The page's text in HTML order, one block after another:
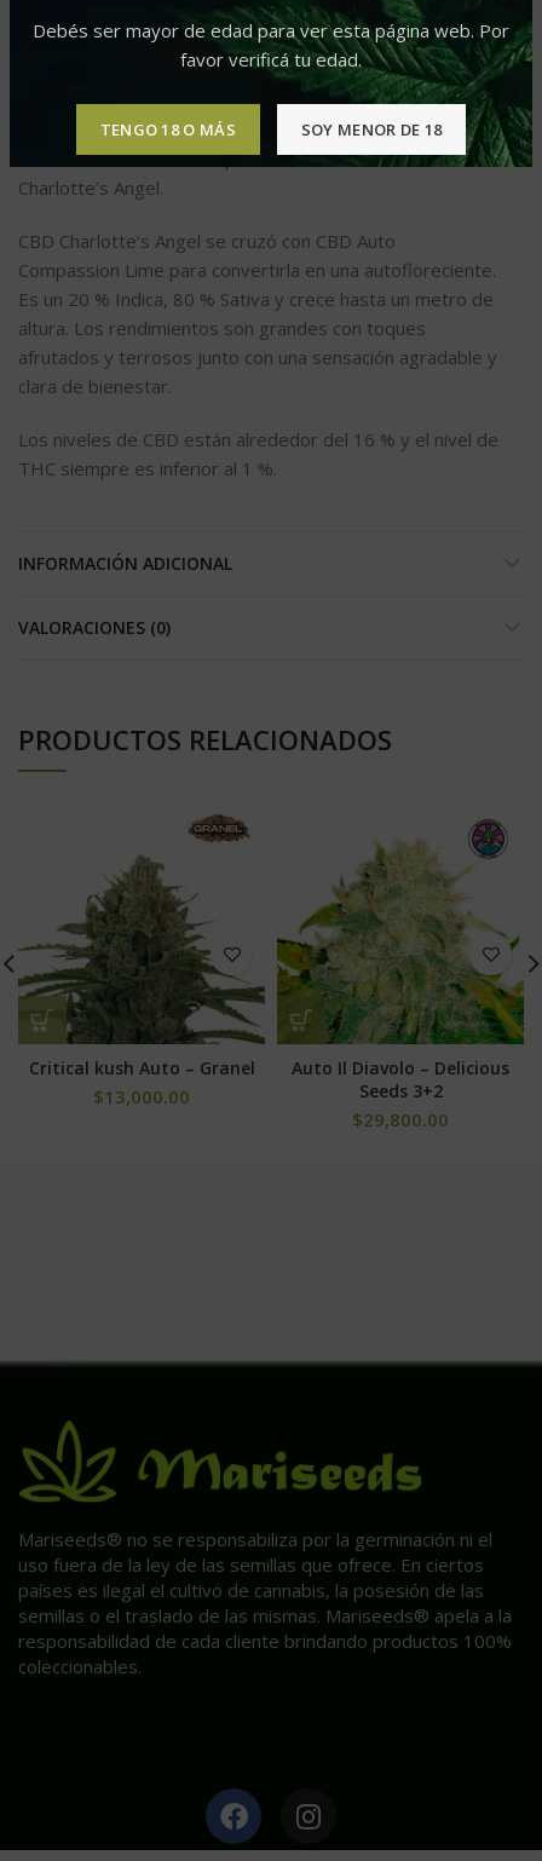
Debés ser mayor de edad para ver esta página web. Por
favor verificá tu edad.
TENGO 18 O MÁS SOY MENOR DE 18
todos los beneficios del cannabis medicinal, pero sin el
subidón habitual. Dado que esta cepa casi no tiene THC,
satisface las necesidades que la mayoría de las otras
cepas no satisfacen. Nuestros clientes nos pidieron una
variedad autofloreciente con el mismo perfil genético y
estamos encantados de presentar la CBD Auto
Charlotte’s Angel.
CBD Charlotte’s Angel se cruzó con CBD Auto
Compassion Lime para convertirla en una autofloreciente.
Es un 20 % Indica, 80 % Sativa y crece hasta un metro de
altura. Los rendimientos son grandes con toques
afrutados y terrosos junto con una sensación agradable y
clara de bienestar.
Los niveles de CBD están alrededor del 16 % y el nivel de
THC siempre es inferior al 1 %.
INFORMACIÓN ADICIONAL
VALORACIONES (0)
PRODUCTOS RELACIONADOS
Critical kush Auto – Granel
$13,000.00
Auto Il Diavolo – Delicious
Seeds 3+2
$29,800.00
Mariseeds® no se responsabiliza por la germinación ni el
uso fuera de la ley de las semillas que ofrece. En ciertos
países es ilegal el cultivo de cannabis, la posesión de las
semillas o el traslado de las mismas. Mariseeds® apela a la
responsabilidad de cada cliente brindando productos 100%
coleccionables.